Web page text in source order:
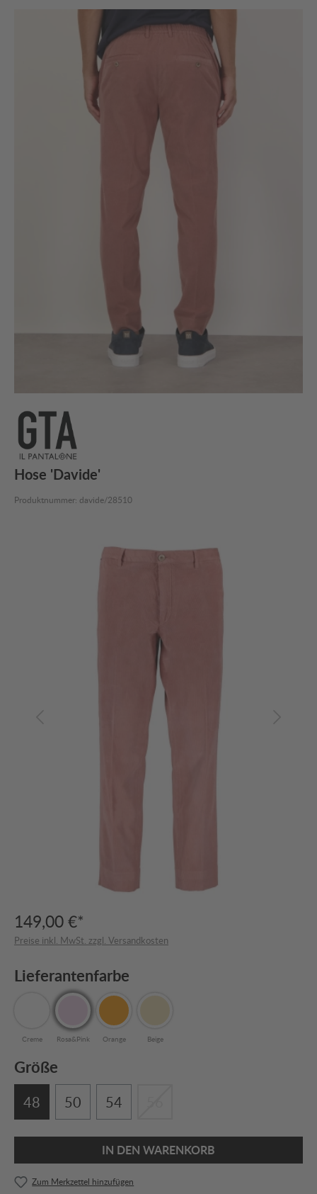
Hose 'Davide'
Produktnummer: davide/28510
149,00 €*
Preise inkl. MwSt. zzgl. Versandkosten
Lieferantenfarbe
Creme Rosa&Pink Orange Beige
Größe
48 50 54
IN DEN WARENKORB
Zum Merkzettel hinzufügen